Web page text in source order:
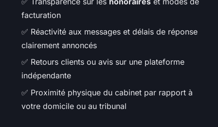
facturation
✅ Réactivité aux messages et délais de réponse
clairement annoncés
✅ Retours clients ou avis sur une plateforme
indépendante
✅ Proximité physique du cabinet par rapport à
votre domicile ou au tribunal